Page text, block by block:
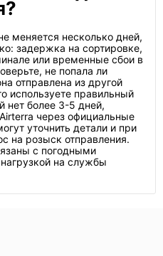
меняется несколько дней,
задержка на сортировке,
или временные сбои в
не попала ли
отправлена из другой
используете правильный
нет более 3-5 дней,
через официальные
уточнить детали и при
на розыск отправления.
с погодными
на службы